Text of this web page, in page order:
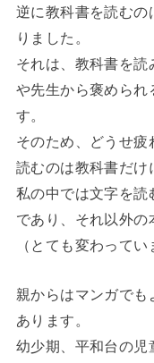
逆に教科書を読む
りました。
それは、教科書を
や先生から褒められ
す。
そのため、どうせ
読むのは教科書だけ
私の中では文字を読
であり、それ以外の
（とても変わってい
親からはマンガで
あります。
幼少期、平和台の児